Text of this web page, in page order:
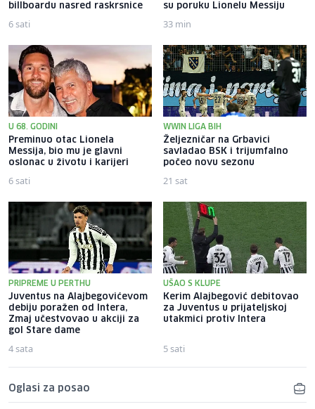
billboardu nasred raskrsnice
6 sati
su poruku Lionelu Messiju
33 min
U 68. GODINI
Preminuo otac Lionela
Messija, bio mu je glavni
oslonac u životu i karijeri
6 sati
WWIN LIGA BIH
Željezničar na Grbavici
savladao BSK i trijumfalno
počeo novu sezonu
21 sat
PRIPREME U PERTHU
Juventus na Alajbegovićevom
debiju poražen od Intera,
Zmaj učestvovao u akciji za
gol Stare dame
4 sata
UŠAO S KLUPE
Kerim Alajbegović debitovao
za Juventus u prijateljskoj
utakmici protiv Intera
5 sati
Oglasi za posao